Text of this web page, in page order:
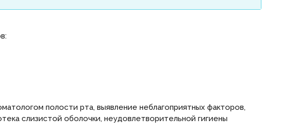
полости рта, выявление неблагоприятных факторов,
слизистой оболочки, неудовлетворительной гигиены